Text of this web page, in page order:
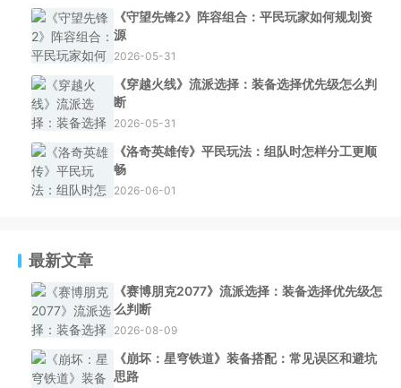
《守望先锋2》阵容组合：平民玩家如何规划资
源
2026-05-31
《穿越火线》流派选择：装备选择优先级怎么判
断
2026-05-31
《洛奇英雄传》平民玩法：组队时怎样分工更顺
畅
2026-06-01
最新文章
《赛博朋克2077》流派选择：装备选择优先级怎
么判断
2026-08-09
《崩坏：星穹铁道》装备搭配：常见误区和避坑
思路